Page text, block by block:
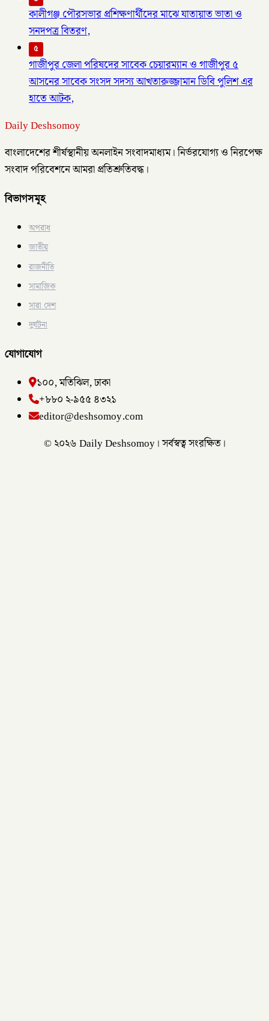
কালীগঞ্জ পৌরসভার প্রশিক্ষণার্থীদের মাঝে যাতায়াত ভাতা ও
সনদপত্র বিতরণ,
৫
গাজীপুর জেলা পরিষদের সাবেক চেয়ারম্যান ও গাজীপুর ৫
আসনের সাবেক সংসদ সদস্য আখতারুজ্জামান ডিবি পুলিশ এর
হাতে আটক,
Daily Deshsomoy
বাংলাদেশের শীর্ষস্থানীয় অনলাইন সংবাদমাধ্যম। নির্ভরযোগ্য ও নিরপেক্ষ
সংবাদ পরিবেশনে আমরা প্রতিশ্রুতিবদ্ধ।
বিভাগসমূহ
অপরাধ
জাতীয়
রাজনীতি
সামাজিক
সারা দেশ
দুর্ঘটনা
যোগাযোগ
১০০, মতিঝিল, ঢাকা
+৮৮০ ২-৯৫৫ ৪৩২১
editor@deshsomoy.com
© ২০২৬ Daily Deshsomoy। সর্বস্বত্ব সংরক্ষিত।